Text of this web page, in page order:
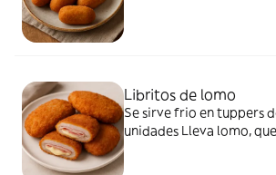
Libritos de lomo
Se sirve frio en tuppers
unidades Lleva lomo,